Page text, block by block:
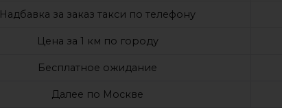
Надбавка за заказ такси по телефону
Цена за 1 км по городу
Бесплатное ожидание
Далее по Москве